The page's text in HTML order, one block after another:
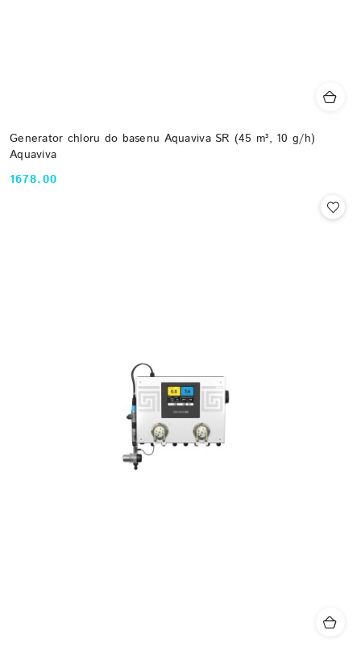
Generator chloru do basenu Aquaviva SR (45 m³, 10 g/h)
Aquaviva
Cena:
1678.00